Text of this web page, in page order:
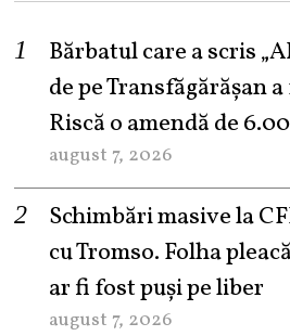
Bărbatul care a scris
de pe Transfăgărășan
Riscă o amendă de
august 7, 2026
Schimbări masive la
cu Tromso. Folha
ar fi fost puși pe liber
august 7, 2026